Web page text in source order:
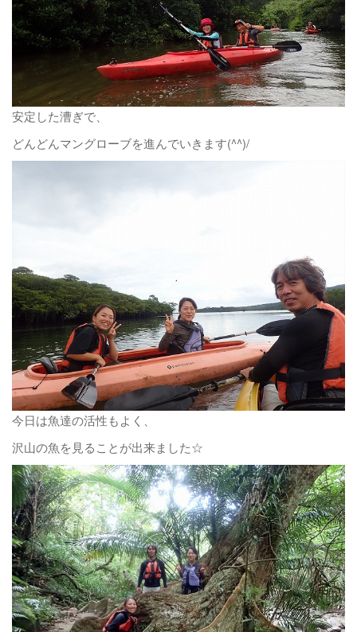
安定した漕ぎで、
どんどんマングローブを進んでいきます(^^)/
今日は魚達の活性もよく、
沢山の魚を見ることが出来ました☆